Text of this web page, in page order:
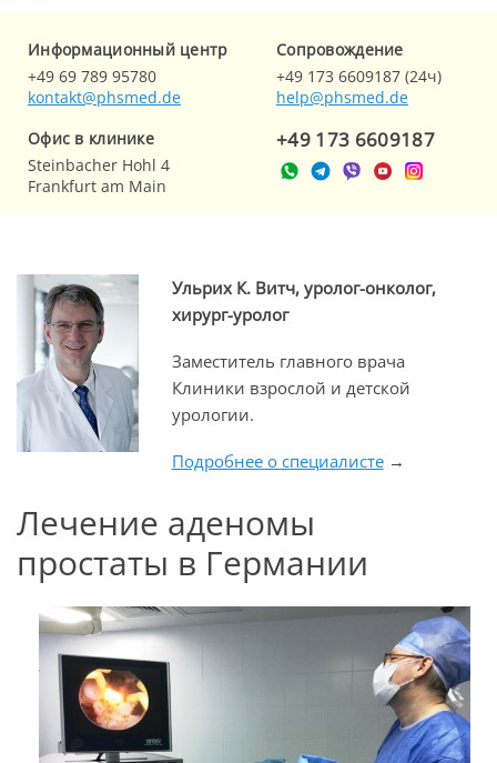
Информационный центр
+49 69 789 95780
kontakt@phsmed.de
Cопровождение
+49 173 6609187 (24ч)
help@phsmed.de
Офис в клинике
Steinbacher Hohl 4
Frankfurt am Main
+49 173 6609187
Ульрих К. Витч, уролог-онколог,
хирург-уролог
Заместитель главного врача
Клиники взрослой и детской
урологии.
Подробнее о специалисте→
Лечение аденомы
простаты в Германии